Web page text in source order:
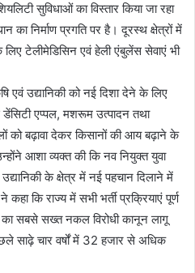
सुविधाओं का विस्तार किया जा रहा
का निर्माण प्रगति पर है। दूरस्थ क्षेत्रों में
टेलीमेडिसिन एवं हेली एंबुलेंस सेवाएं भी
एवं उद्यानिकी को नई दिशा देने के लिए
एप्पल, मशरूम उत्पादन तथा
बढ़ावा देकर किसानों की आय बढ़ाने के
आशा व्यक्त की कि नव नियुक्त युवा
के क्षेत्र में नई पहचान दिलाने में
कहा कि राज्य में सभी भर्ती प्रक्रियाएं पूर्ण
का सबसे सख्त नकल विरोधी कानून लागू
साढ़े चार वर्षों में 32 हजार से अधिक